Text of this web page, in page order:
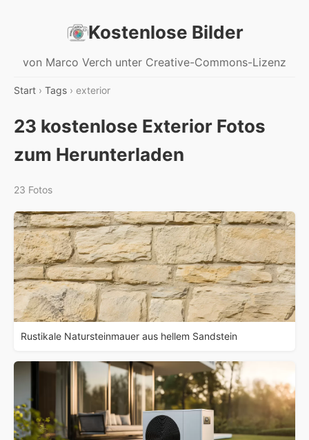
Kostenlose Bilder
von Marco Verch unter Creative-Commons-Lizenz
Start › Tags › exterior
23 kostenlose Exterior Fotos
zum Herunterladen
23 Fotos
Rustikale Natursteinmauer aus hellem Sandstein